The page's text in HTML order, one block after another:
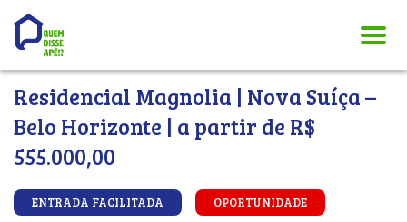
Residencial Magnolia | Nova Suíça –
Belo Horizonte | a partir de R$
555.000,00
ENTRADA FACILITADA OPORTUNIDADE